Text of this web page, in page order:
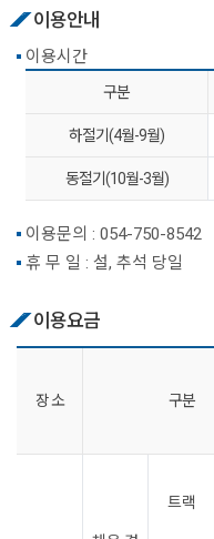
이용안내
이용시간
구분
하절기(4월-9월)
동절기(10월-3월)
이용문의 : 054-750-8542
휴 무 일 : 설, 추석 당일
이용요금
장 소 구분
트랙